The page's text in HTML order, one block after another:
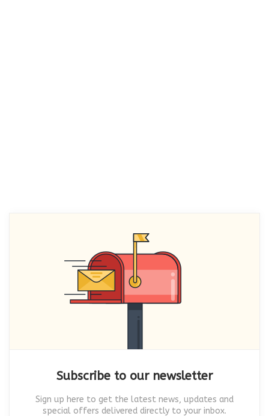
Subscribe to our newsletter
Sign up here to get the latest news, updates and
special offers delivered directly to your inbox.